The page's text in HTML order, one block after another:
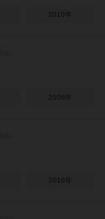
2010年
2008年
2016年